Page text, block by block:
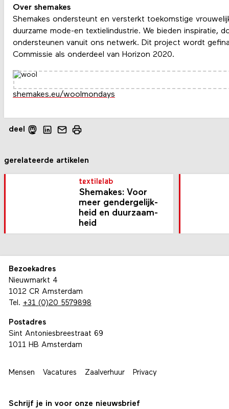
Over shemakes
Shemakes ondersteunt en versterkt toekomstige
duurzame mode-en textielindustrie. We bieden inspiratie,
ondersteunen vanuit ons netwerk. Dit project wordt
Commissie als onderdeel van Horizon 2020.
shemakes.eu/woolmondays
deel
gerelateerde artikelen
textilelab
Shemakes: Voor
meer gender­gelijk­
heid en duurzaam­
heid
Bezoekadres
Nieuwmarkt 4
1012 CR Amsterdam
Tel. +31 (0)20 5579898
Postadres
Sint Antoniesbreestraat 69
1011 HB Amsterdam
Mensen Vacatures Zaalverhuur Privacy
Schrijf je in voor onze nieuwsbrief